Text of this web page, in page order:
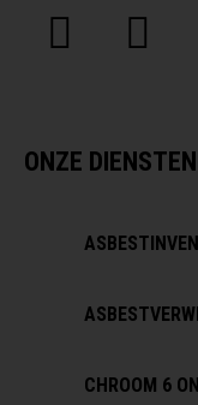
ONZE DIENSTEN
CHROOM 6